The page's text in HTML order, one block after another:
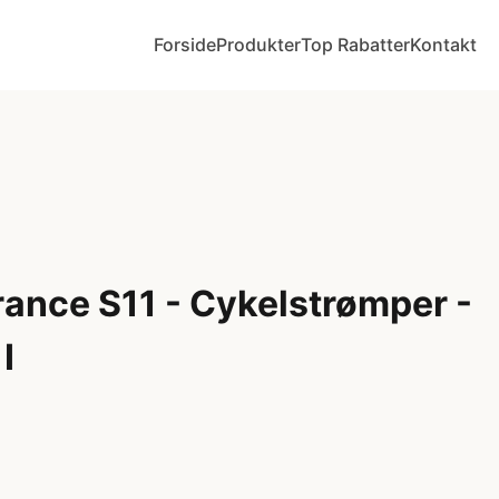
ForsideProdukterTop RabatterKontakt
S11 - Cykelstrømper -